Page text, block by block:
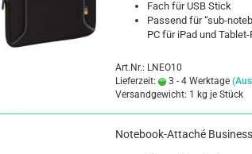
Fach für USB Stick
Pas­send für “sub-​
PC für iPad und Tablet-​
Art.Nr.: LNEO10
Lieferzeit:
3 - 4 Werktage
Versandgewicht: 1 kg je Stück
Notebook-​​At­taché